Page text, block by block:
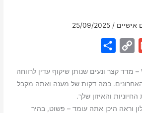
אישיים /
25/09/2025
G
a
l
p
L
a
e
הכירו את שאלון WHO-5 – מדד קצר ונעים שנותן שיקוף עדין לרווחה
כמה דקות של מענה ואתה מקבל
והאיזון שלך.
וראה היכן אתה עומד – פשוט, בהיר